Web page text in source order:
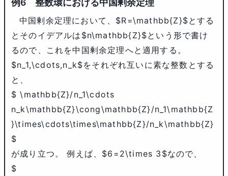
整数環における中国剰余定理
中国剰余定理において、 $R=\mathbb{Z}$とする
とそのイデアルは $n\mathbb{Z}$という形で書け
るので、これを中国剰余定理へと適用する。
$n_1,\cdots,n_k$をそれぞれ互いに素な整数とする
と、
$ \mathbb{Z}/n_1\cdots
n_k\mathbb{Z}\cong\mathbb{Z}/n_1\mathbb{Z
}\times\cdots\times\mathbb{Z}/n_k\mathbb{Z}
$
が成り立つ。 例えば、 $6=2\times 3$なので、
$